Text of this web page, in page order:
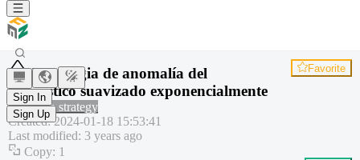
Sign In
Sign Up
Estrategia de anomalía del
estocástico suavizado exponencialmente
Favorite
Common strategy
Created:2024-01-18 15:53:41
Last modified: 3 years ago
Copy: 1